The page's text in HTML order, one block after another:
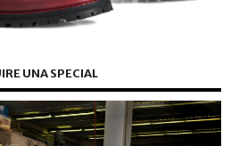
UNA SPECIAL